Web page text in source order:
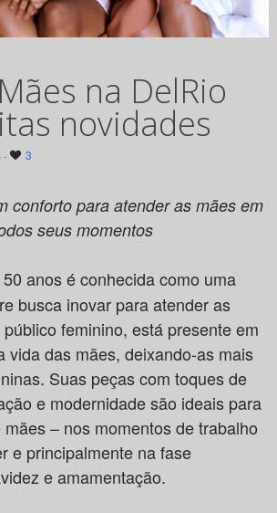
na DelRio
novidades
· 3
conforto para atender as mães em
seus momentos
anos é conhecida como uma
busca inovar para atender as
feminino, está presente em
vida das mães, deixando-as mais
Suas peças com toques de
e modernidade são ideais para
– nos momentos de trabalho
e principalmente na fase
e amamentação.